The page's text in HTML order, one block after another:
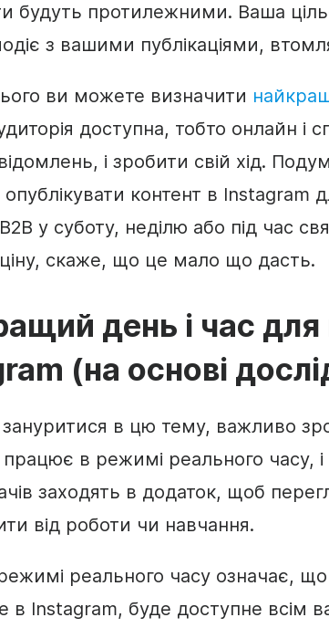
будуть протилежними. Ваша
з вашими публікаціями,
ви можете визначити
доступна, тобто онлайн і
і зробити свій хід.
контент в Instagram
B2B у суботу, неділю або під час
ціну, скаже, що це мало що дасть.
день і час для
(на основі
в цю тему, важливо
в режимі реального часу, і
заходять в додаток, щоб
від роботи чи навчання.
реального часу означає,
в Instagram, буде доступне всім